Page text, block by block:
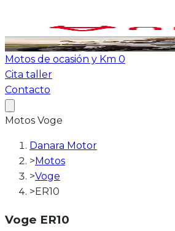
Ver todas las motos
ATV-Quad
Motos de ocasión y Km 0
Cita taller
Contacto
Motos Voge
Danara Motor
>Motos
>Voge
>ER10
Voge ER10